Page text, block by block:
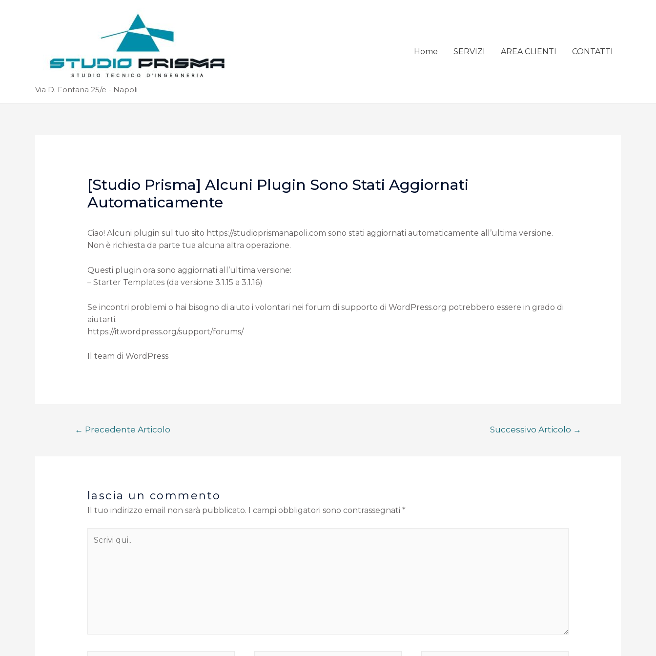
Via D. Fontana 25/e - Napoli
Home SERVIZI AREA CLIENTI CONTATTI
[Studio Prisma] Alcuni Plugin Sono Stati Aggiornati
Automaticamente
Ciao! Alcuni plugin sul tuo sito https://studioprismanapoli.com sono stati aggiornati automaticamente all’ultima versione.
Non è richiesta da parte tua alcuna altra operazione.
Questi plugin ora sono aggiornati all’ultima versione:
– Starter Templates (da versione 3.1.15 a 3.1.16)
Se incontri problemi o hai bisogno di aiuto i volontari nei forum di supporto di WordPress.org potrebbero essere in grado di
aiutarti.
https://it.wordpress.org/support/forums/
Il team di WordPress
← Precedente Articolo Successivo Articolo →
lascia un commento
Il tuo indirizzo email non sarà pubblicato. I campi obbligatori sono contrassegnati *